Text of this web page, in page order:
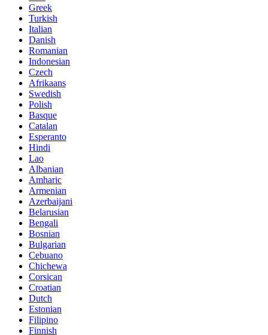
Greek
Turkish
Italian
Danish
Romanian
Indonesian
Czech
Afrikaans
Swedish
Polish
Basque
Catalan
Esperanto
Hindi
Lao
Albanian
Amharic
Armenian
Azerbaijani
Belarusian
Bengali
Bosnian
Bulgarian
Cebuano
Chichewa
Corsican
Croatian
Dutch
Estonian
Filipino
Finnish